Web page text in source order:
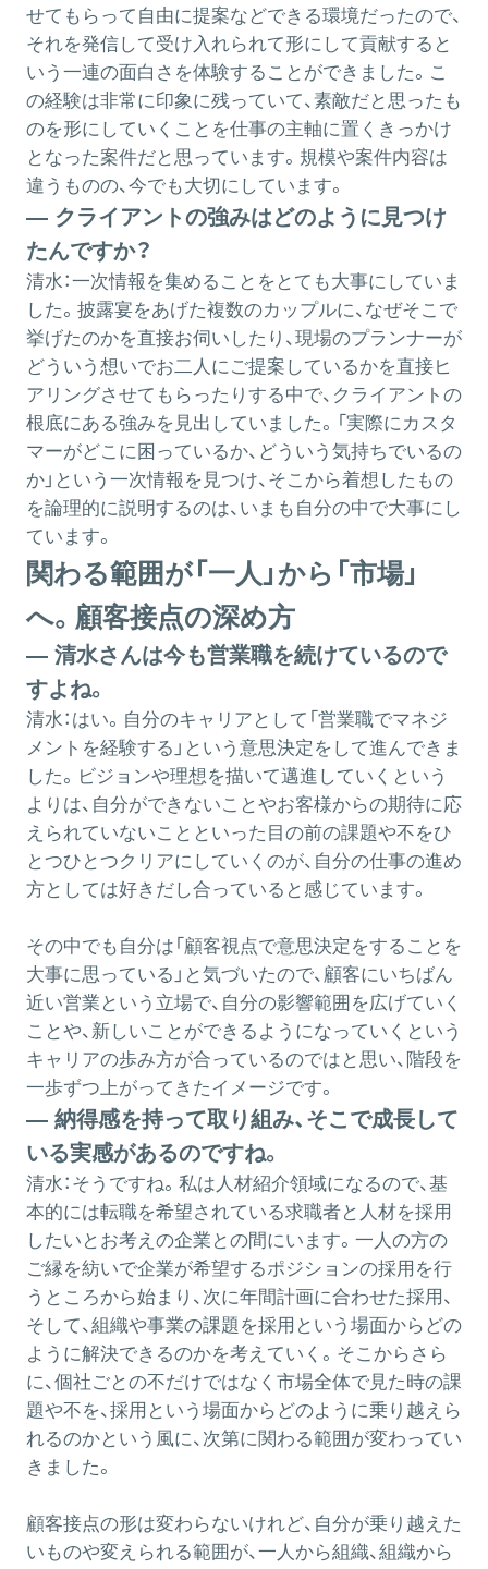
せてもらって自由に提案などできる環境だったので、
それを発信して受け入れられて形にして貢献すると
いう一連の面白さを体験することができました。こ
の経験は非常に印象に残っていて、素敵だと思ったも
のを形にしていくことを仕事の主軸に置くきっかけ
となった案件だと思っています。規模や案件内容は
違うものの、今でも大切にしています。
― クライアントの強みはどのように見つけ
たんですか？
清水：一次情報を集めることをとても大事にしていま
した。披露宴をあげた複数のカップルに、なぜそこで
挙げたのかを直接お伺いしたり、現場のプランナーが
どういう想いでお二人にご提案しているかを直接ヒ
アリングさせてもらったりする中で、クライアントの
根底にある強みを見出していました。「実際にカスタ
マーがどこに困っているか、どういう気持ちでいるの
か」という一次情報を見つけ、そこから着想したもの
を論理的に説明するのは、いまも自分の中で大事にし
ています。
関わる範囲が「一人」から「市場」
へ。顧客接点の深め方
― 清水さんは今も営業職を続けているので
すよね。
清水： はい。自分のキャリアとして「営業職でマネジ
メントを経験する」という意思決定をして進んできま
した。ビジョンや理想を描いて邁進していくという
よりは、自分ができないことやお客様からの期待に応
えられていないことといった目の前の課題や不をひ
とつひとつクリアにしていくのが、自分の仕事の進め
方としては好きだし合っていると感じています。
その中でも自分は「顧客視点で意思決定をすることを
大事に思っている」と気づいたので、顧客にいちばん
近い営業という立場で、自分の影響範囲を広げていく
ことや、新しいことができるようになっていくという
キャリアの歩み方が合っているのではと思い、階段を
一歩ずつ上がってきたイメージです。
― 納得感を持って取り組み、そこで成長して
いる実感があるのですね。
清水： そうですね。私は人材紹介領域になるので、基
本的には転職を希望されている求職者と人材を採用
したいとお考えの企業との間にいます。一人の方の
ご縁を紡いで企業が希望するポジションの採用を行
うところから始まり、次に年間計画に合わせた採用、
そして、組織や事業の課題を採用という場面からどの
ように解決できるのかを考えていく。そこからさら
に、個社ごとの不だけではなく市場全体で見た時の課
題や不を、採用という場面からどのように乗り越えら
れるのかという風に、次第に関わる範囲が変わってい
きました。
顧客接点の形は変わらないけれど、自分が乗り越えた
いものや変えられる範囲が、一人から組織、組織から